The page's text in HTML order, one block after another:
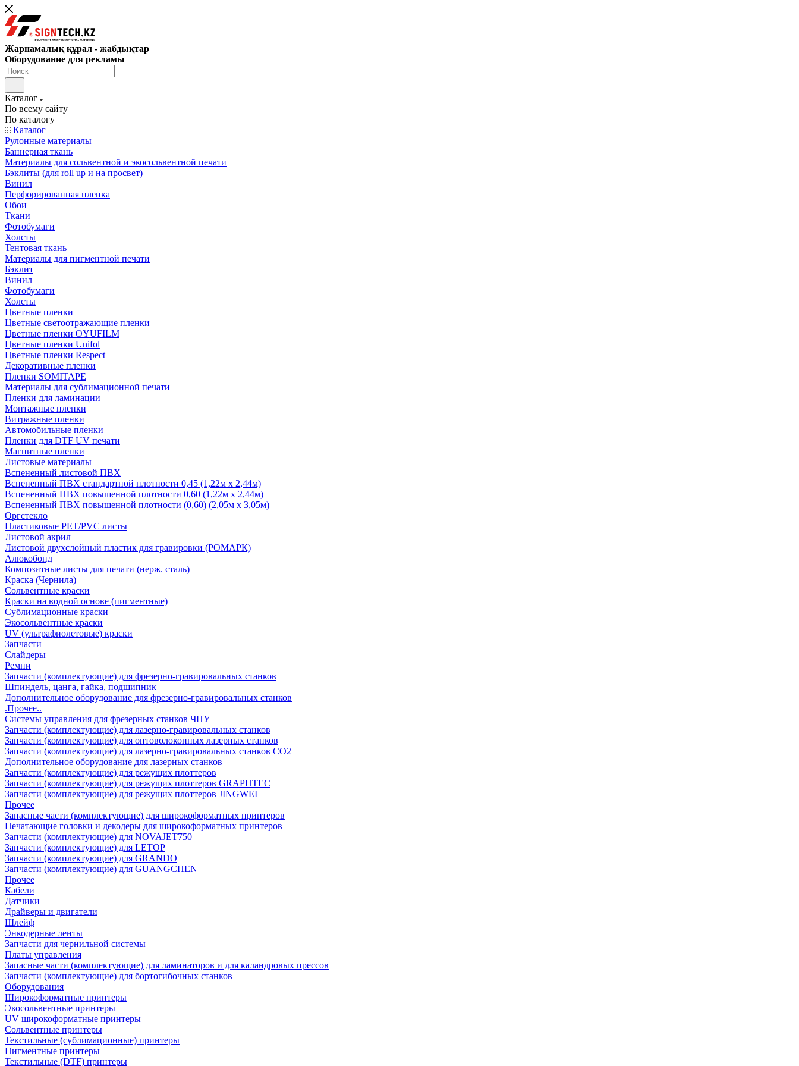
Жарнамалық құрал - жабдықтар
Оборудование для рекламы
Каталог
По всему сайту
По каталогу
Каталог
Рулонные материалы
Баннерная ткань
Материалы для сольвентной и экосольвентной печати
Бэклиты (для roll up и на просвет)
Винил
Перфорированная пленка
Обои
Ткани
Фотобумаги
Холсты
Тентовая ткань
Материалы для пигментной печати
Бэклит
Винил
Фотобумаги
Холсты
Цветные пленки
Цветные светоотражающие пленки
Цветные пленки OYUFILM
Цветные пленки Unifol
Цветные пленки Respect
Декоративные пленки
Пленки SOMITAPE
Материалы для сублимационной печати
Пленки для ламинации
Монтажные пленки
Витражные пленки
Автомобильные пленки
Пленки для DTF UV печати
Магнитные пленки
Листовые материалы
Вспененный листовой ПВХ
Вспененный ПВХ стандартной плотности 0,45 (1,22м х 2,44м)
Вспененный ПВХ повышенной плотности 0,60 (1,22м х 2,44м)
Вспененный ПВХ повышенной плотности (0,60) (2,05м х 3,05м)
Оргстекло
Пластиковые PET/PVC листы
Листовой акрил
Листовой двухслойный пластик для гравировки (РОМАРК)
Алюкобонд
Композитные листы для печати (нерж. сталь)
Краска (Чернила)
Сольвентные краски
Краски на водной основе (пигментные)
Сублимационные краски
Экосольвентные краски
UV (ультрафиолетовые) краски
Запчасти
Слайдеры
Ремни
Запчасти (комплектующие) для фрезерно-гравировальных станков
Шпиндель, цанга, гайка, подшипник
Дополнительное оборудование для фрезерно-гравировальных станков
.Прочее..
Системы управления для фрезерных станков ЧПУ
Запчасти (комплектующие) для лазерно-гравировальных станков
Запчасти (комплектующие) для оптоволоконных лазерных станков
Запчасти (комплектующие) для лазерно-гравировальных станков CO2
Дополнительное оборудование для лазерных станков
Запчасти (комплектующие) для режущих плоттеров
Запчасти (комплектующие) для режущих плоттеров GRAPHTEC
Запчасти (комплектующие) для режущих плоттеров JINGWEI
Прочее
Запасные части (комплектующие) для широкоформатных принтеров
Печатающие головки и декодеры для широкоформатных принтеров
Запчасти (комплектующие) для NOVAJET750
Запчасти (комплектующие) для LETOP
Запчасти (комплектующие) для GRANDO
Запчасти (комплектующие) для GUANGCHEN
Прочее
Кабели
Датчики
Драйверы и двигатели
Шлейф
Энкодерные ленты
Запчасти для чернильной системы
Платы управления
Запасные части (комплектующие) для ламинаторов и для каландровых прессов
Запчасти (комплектующие) для бортогибочных станков
Оборудования
Широкоформатные принтеры
Экосольвентные принтеры
UV широкоформатные принтеры
Сольвентные принтеры
Текстильные (сублимационные) принтеры
Пигментные принтеры
Текстильные (DTF) принтеры